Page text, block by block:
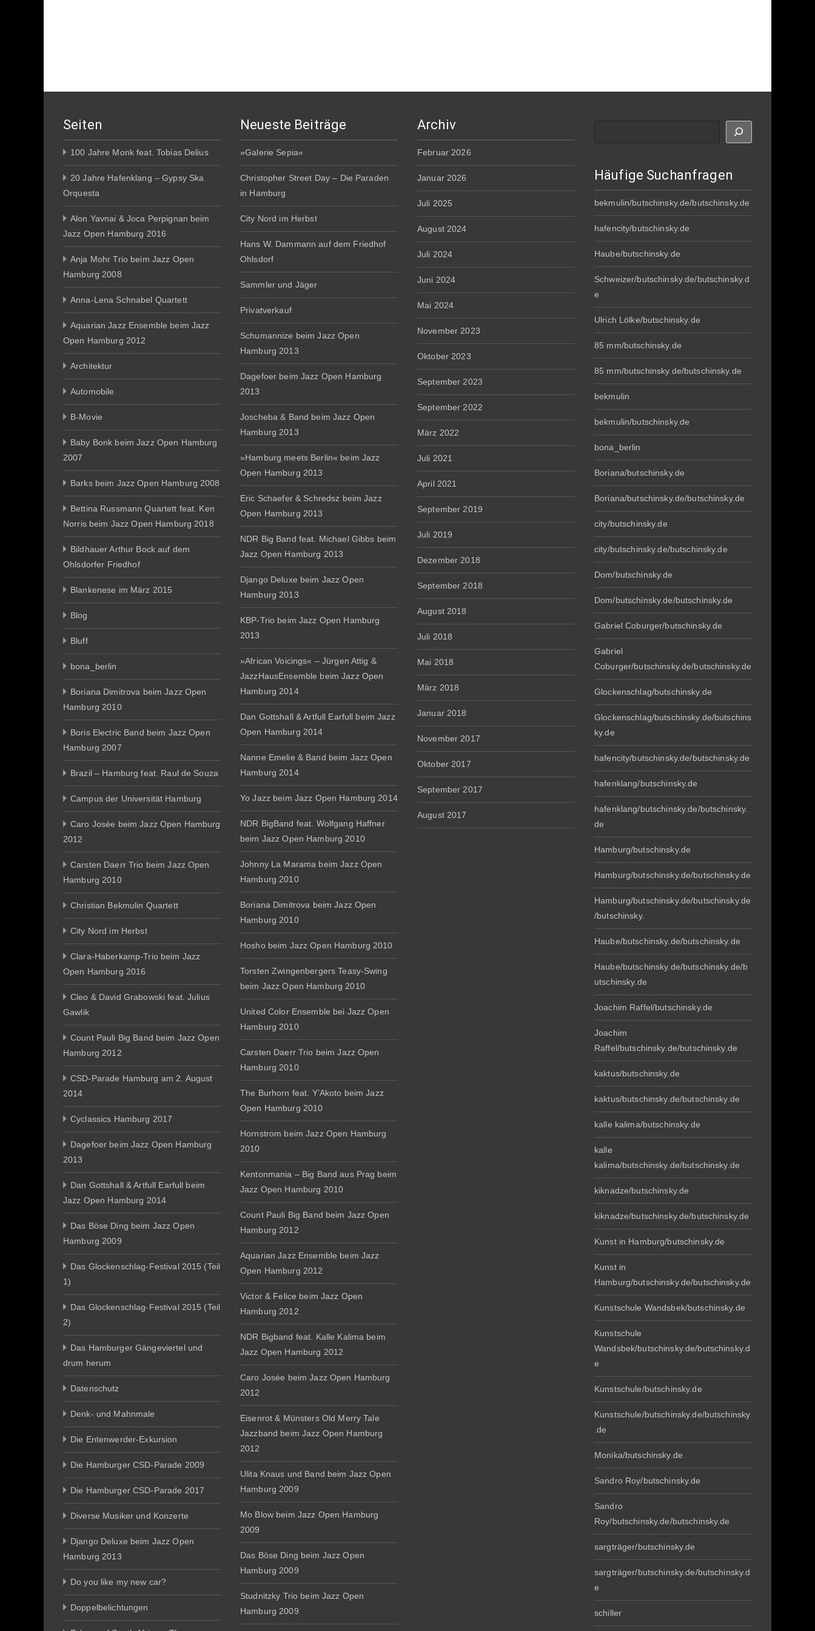
Seiten
100 Jahre Monk feat. Tobias Delius
20 Jahre Hafenklang – Gypsy Ska
Orquesta
Alon Yavnai & Joca Perpignan beim
Jazz Open Hamburg 2016
Anja Mohr Trio beim Jazz Open
Hamburg 2008
Anna-Lena Schnabel Quartett
Aquarian Jazz Ensemble beim Jazz
Open Hamburg 2012
Architektur
Automobile
B-Movie
Baby Bonk beim Jazz Open Hamburg
2007
Barks beim Jazz Open Hamburg 2008
Bettina Russmann Quartett feat. Ken
Norris beim Jazz Open Hamburg 2018
Bildhauer Arthur Bock auf dem
Ohlsdorfer Friedhof
Blankenese im März 2015
Blog
Bluff
bona_berlin
Boriana Dimitrova beim Jazz Open
Hamburg 2010
Boris Electric Band beim Jazz Open
Hamburg 2007
Brazil – Hamburg feat. Raul de Souza
Campus der Universität Hamburg
Caro Josée beim Jazz Open Hamburg
2012
Carsten Daerr Trio beim Jazz Open
Hamburg 2010
Christian Bekmulin Quartett
City Nord im Herbst
Clara-Haberkamp-Trio beim Jazz
Open Hamburg 2016
Cleo & David Grabowski feat. Julius
Gawlik
Count Pauli Big Band beim Jazz Open
Hamburg 2012
CSD-Parade Hamburg am 2. August
2014
Cyclassics Hamburg 2017
Dagefoer beim Jazz Open Hamburg
2013
Dan Gottshall & Artfull Earfull beim
Jazz Open Hamburg 2014
Das Böse Ding beim Jazz Open
Hamburg 2009
Das Glockenschlag-Festival 2015 (Teil
1)
Das Glockenschlag-Festival 2015 (Teil
2)
Das Hamburger Gängeviertel und
drum herum
Datenschutz
Denk- und Mahnmale
Die Entenwerder-Exkursion
Die Hamburger CSD-Parade 2009
Die Hamburger CSD-Parade 2017
Diverse Musiker und Konzerte
Django Deluxe beim Jazz Open
Hamburg 2013
Do you like my new car?
Doppelbelichtungen
Neueste Beiträge
»Galerie Sepia«
Christopher Street Day – Die Paraden
in Hamburg
City Nord im Herbst
Hans W. Dammann auf dem Friedhof
Ohlsdorf
Sammler und Jäger
Privatverkauf
Schumannize beim Jazz Open
Hamburg 2013
Dagefoer beim Jazz Open Hamburg
2013
Joscheba & Band beim Jazz Open
Hamburg 2013
»Hamburg meets Berlin« beim Jazz
Open Hamburg 2013
Eric Schaefer & Schredsz beim Jazz
Open Hamburg 2013
NDR Big Band feat. Michael Gibbs beim
Jazz Open Hamburg 2013
Django Deluxe beim Jazz Open
Hamburg 2013
KBP-Trio beim Jazz Open Hamburg
2013
»African Voicings« – Jürgen Attig &
JazzHausEnsemble beim Jazz Open
Hamburg 2014
Dan Gottshall & Artfull Earfull beim Jazz
Open Hamburg 2014
Nanne Emelie & Band beim Jazz Open
Hamburg 2014
Yo Jazz beim Jazz Open Hamburg 2014
NDR BigBand feat. Wolfgang Haffner
beim Jazz Open Hamburg 2010
Johnny La Marama beim Jazz Open
Hamburg 2010
Boriana Dimitrova beim Jazz Open
Hamburg 2010
Hosho beim Jazz Open Hamburg 2010
Torsten Zwingenbergers Teasy-Swing
beim Jazz Open Hamburg 2010
United Color Ensemble bei Jazz Open
Hamburg 2010
Carsten Daerr Trio beim Jazz Open
Hamburg 2010
The Burhorn feat. Y’Akoto beim Jazz
Open Hamburg 2010
Hornstrom beim Jazz Open Hamburg
2010
Kentonmania – Big Band aus Prag beim
Jazz Open Hamburg 2010
Count Pauli Big Band beim Jazz Open
Hamburg 2012
Aquarian Jazz Ensemble beim Jazz
Open Hamburg 2012
Victor & Felice beim Jazz Open
Hamburg 2012
NDR Bigband feat. Kalle Kalima beim
Jazz Open Hamburg 2012
Caro Josée beim Jazz Open Hamburg
2012
Eisenrot & Münsters Old Merry Tale
Jazzband beim Jazz Open Hamburg
2012
Ulita Knaus und Band beim Jazz Open
Hamburg 2009
Mo Blow beim Jazz Open Hamburg
2009
Das Böse Ding beim Jazz Open
Hamburg 2009
Studnitzky Trio beim Jazz Open
Hamburg 2009
Archiv
Februar 2026
Januar 2026
Juli 2025
August 2024
Juli 2024
Juni 2024
Mai 2024
November 2023
Oktober 2023
September 2023
September 2022
März 2022
Juli 2021
April 2021
September 2019
Juli 2019
Dezember 2018
September 2018
August 2018
Juli 2018
Mai 2018
März 2018
Januar 2018
November 2017
Oktober 2017
September 2017
August 2017
Häufige Suchanfragen
bekmulin/butschinsky.de/butschinsky.de
hafencity/butschinsky.de
Haube/butschinsky.de
Schweizer/butschinsky.de/butschinsky.d
e
Ulrich Lölke/butschinsky.de
85 mm/butschinsky.de
85 mm/butschinsky.de/butschinsky.de
bekmulin
bekmulin/butschinsky.de
bona_berlin
Boriana/butschinsky.de
Boriana/butschinsky.de/butschinsky.de
city/butschinsky.de
city/butschinsky.de/butschinsky.de
Dom/butschinsky.de
Dom/butschinsky.de/butschinsky.de
Gabriel Coburger/butschinsky.de
Gabriel
Coburger/butschinsky.de/butschinsky.de
Glockenschlag/butschinsky.de
Glockenschlag/butschinsky.de/butschins
ky.de
hafencity/butschinsky.de/butschinsky.de
hafenklang/butschinsky.de
hafenklang/butschinsky.de/butschinsky.
de
Hamburg/butschinsky.de
Hamburg/butschinsky.de/butschinsky.de
Hamburg/butschinsky.de/butschinsky.de
/butschinsky.
Haube/butschinsky.de/butschinsky.de
Haube/butschinsky.de/butschinsky.de/b
utschinsky.de
Joachim Raffel/butschinsky.de
Joachim
Raffel/butschinsky.de/butschinsky.de
kaktus/butschinsky.de
kaktus/butschinsky.de/butschinsky.de
kalle kalima/butschinsky.de
kalle
kalima/butschinsky.de/butschinsky.de
kiknadze/butschinsky.de
kiknadze/butschinsky.de/butschinsky.de
Kunst in Hamburg/butschinsky.de
Kunst in
Hamburg/butschinsky.de/butschinsky.de
Kunstschule Wandsbek/butschinsky.de
Kunstschule
Wandsbek/butschinsky.de/butschinsky.d
e
Kunstschule/butschinsky.de
Kunstschule/butschinsky.de/butschinsky
.de
Monika/butschinsky.de
Sandro Roy/butschinsky.de
Sandro
Roy/butschinsky.de/butschinsky.de
sargträger/butschinsky.de
sargträger/butschinsky.de/butschinsky.d
e
schiller